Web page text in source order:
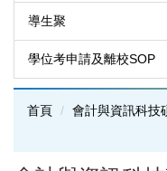
導生聚
學位考申請及離校SOP
首頁 會計與資訊科技